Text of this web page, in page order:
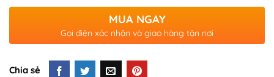
MUA NGAY
Gọi điện xác nhận và giao hàng tận nơi
Chia sẻ